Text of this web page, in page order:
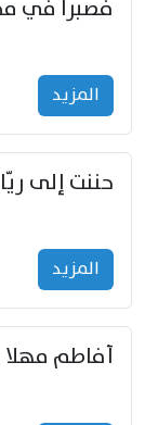
المزید
المزید